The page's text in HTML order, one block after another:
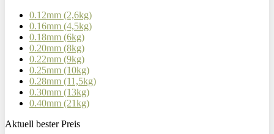
0.12mm (2,6kg)
0.16mm (4,5kg)
0.18mm (6kg)
0.20mm (8kg)
0.22mm (9kg)
0.25mm (10kg)
0.28mm (11,5kg)
0.30mm (13kg)
0.40mm (21kg)
Aktuell bester Preis